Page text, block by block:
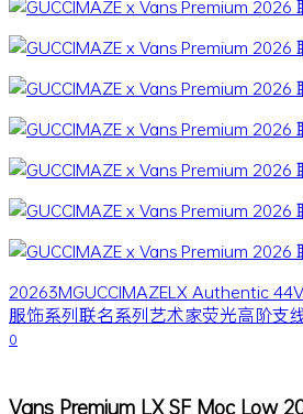
20263MGUCCIMAZELX Authentic 44
服饰系列联名系列艺术家荧光高阶支
0
Vans Premium LX SF Moc Low